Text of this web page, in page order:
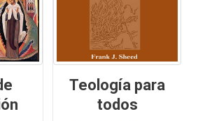
Teología para
todos